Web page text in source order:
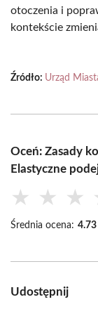
otoczenia i
kontekście
Źródło: Urząd
Oceń: Zasady
Elastyczne
★ ★ ★
Średnia ocena: 4.73
Udostępnij